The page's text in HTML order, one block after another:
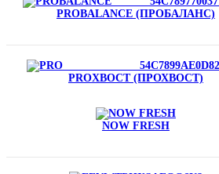
PROBALANCE (ПРОБАЛАНС)
PROХВОСТ (ПРОХВОСТ)
NOW FRESH